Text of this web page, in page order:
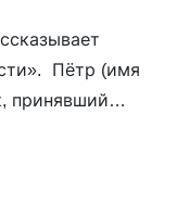
Пётр (имя
принявший
оружие